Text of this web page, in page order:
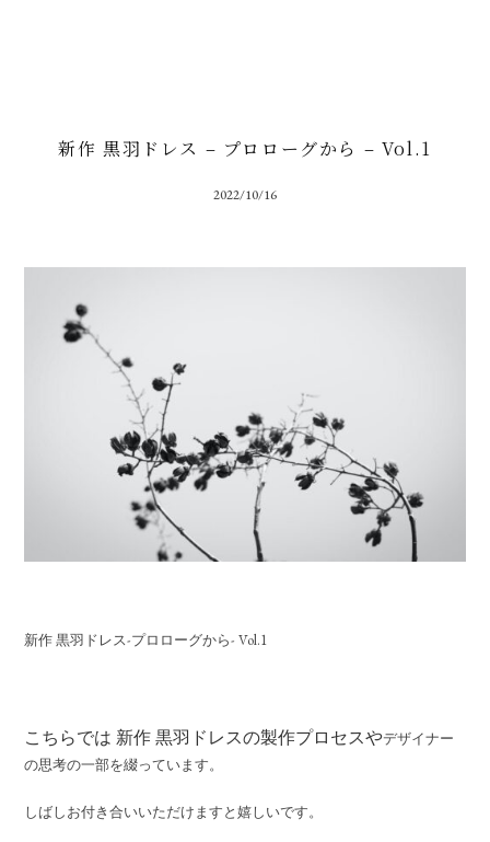
新作 黒羽ドレス – プロローグから – Vol.1
2022/10/16
新作 黒羽ドレス-プロローグから- Vol.1
こちらでは 新作 黒羽ドレスの製作プロセスやデザイナー
の思考の一部を綴っています。
しばしお付き合いいただけますと嬉しいです。